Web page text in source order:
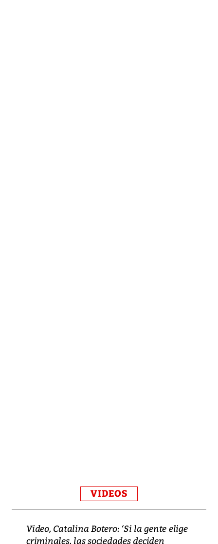
VIDEOS
Video, Catalina Botero: ‘Si la gente elige
criminales, las sociedades deciden